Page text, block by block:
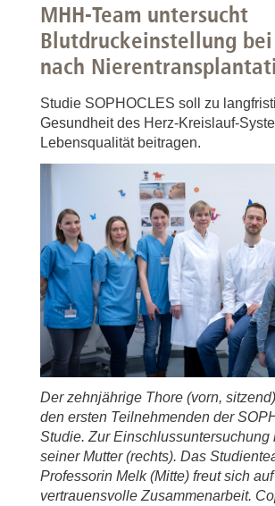
MHH-Team untersucht
Blutdruckeinstellung
nach
Studie SOPHOCLES soll zu
Gesundheit des Herz-Kreislauf-
Lebensqualität beitragen.
Der zehnjährige Thore (vorn,
den ersten Teilnehmenden der
Studie. Zur Einschlussuntersuchung
seiner Mutter (rechts). Das
Professorin Melk (Mitte) freut sich
vertrauensvolle Zusammenarbeit.